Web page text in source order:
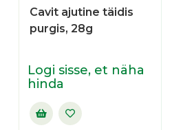
Cavit ajutine täidis
purgis, 28g
Logi sisse, et näha
hinda